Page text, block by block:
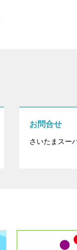
お問合せ
さいたまスー